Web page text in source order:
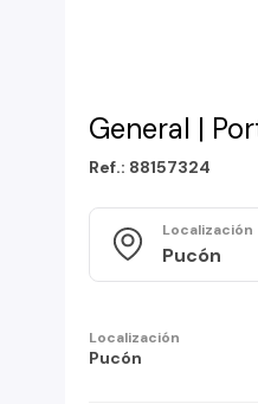
General |
Ref.: 88157324
Localización
Pucón
Localización
Pucón